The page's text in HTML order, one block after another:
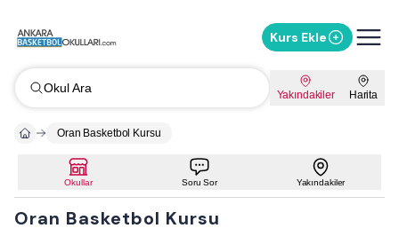
Kurs Ekle
Okul Ara Yakındakiler Harita
Oran Basketbol Kursu
Okullar Soru Sor Yakındakiler
Oran Basketbol Kursu